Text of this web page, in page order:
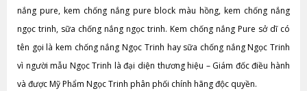
nắng pure, kem chống nắng pure block màu hồng, kem chống nắng
ngọc trinh, sữa chống nắng ngọc trinh. Kem chống nắng Pure sở dĩ có
tên gọi là kem chống nắng Ngọc Trinh hay sữa chống nắng Ngọc Trinh
vì người mẫu Ngọc Trinh là đại diện thương hiệu – Giám đốc điều hành
và được Mỹ Phẩm Ngọc Trinh phân phối chính hãng độc quyền.